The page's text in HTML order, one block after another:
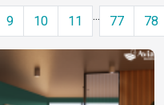
9 10 11 ... 77 78